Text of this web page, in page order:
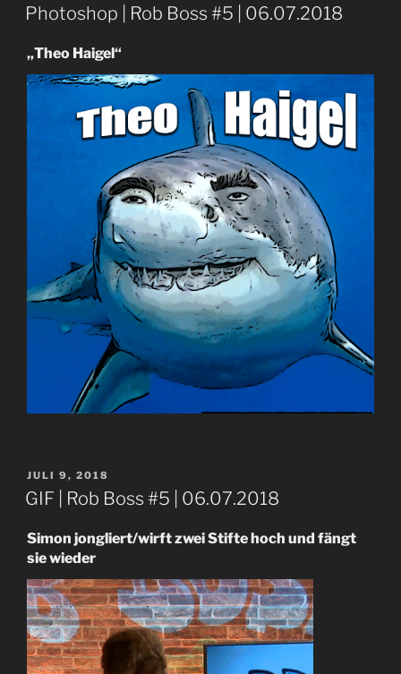
AM
Photoshop | Rob Boss #5 | 06.07.2018
„Theo Haigel“
VERÖFFENTLICHT
AM
JULI 9, 2018
GIF | Rob Boss #5 | 06.07.2018
Simon jongliert/wirft zwei Stifte hoch und fängt
sie wieder